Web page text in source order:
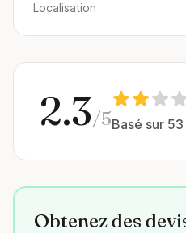
Localisation
2.3/5Basé sur
Obtenez des